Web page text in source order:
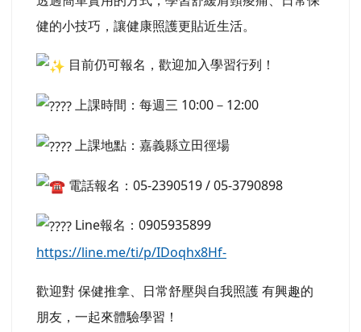
健的小技巧，讓健康照護更貼近生活。
目前仍可報名，歡迎加入學習行列！
上課時間：每週三 10:00－12:00
上課地點：嘉義縣立田徑場
電話報名：05-2390519 / 05-3790898
Line報名：0905935899
https://line.me/ti/p/IDoqhx8Hf-
歡迎對 保健推拿、日常舒壓與自我照護 有興趣的
朋友，一起來體驗學習！